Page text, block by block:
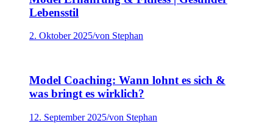
Lebensstil
2. Oktober 2025/von Stephan
Model Coaching: Wann lohnt es sich &
was bringt es wirklich?
12. September 2025/von Stephan